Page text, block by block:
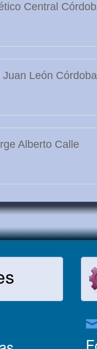
Central
León Córdoba
Alberto Calle